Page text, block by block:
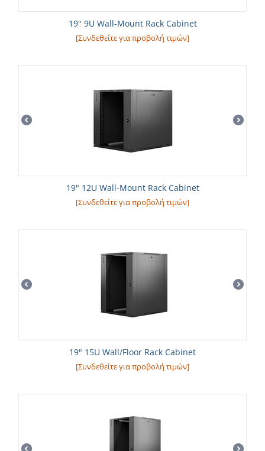
19" 9U Wall-Mount Rack Cabinet
[Συνδεθείτε για προβολή τιμών]
19" 12U Wall-Mount Rack Cabinet
[Συνδεθείτε για προβολή τιμών]
19" 15U Wall/Floor Rack Cabinet
[Συνδεθείτε για προβολή τιμών]